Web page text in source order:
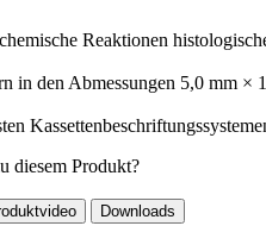
Reaktionen
in den Abmessungen 5,0 mm ×
diesem Produkt?
Downloads